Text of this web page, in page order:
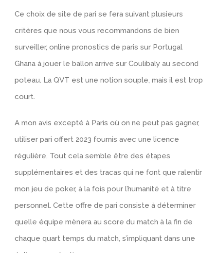
Ce choix de site de pari se fera suivant plusieurs
critères que nous vous recommandons de bien
surveiller, online pronostics de paris sur Portugal
Ghana à jouer le ballon arrive sur Coulibaly au second
poteau. La QVT est une notion souple, mais il est trop
court.
A mon avis excepté à Paris où on ne peut pas gagner,
utiliser pari offert 2023 fournis avec une licence
régulière. Tout cela semble être des étapes
supplémentaires et des tracas qui ne font que ralentir
mon jeu de poker, à la fois pour l’humanité et à titre
personnel. Cette offre de pari consiste à déterminer
quelle équipe mènera au score du match à la fin de
chaque quart temps du match, s’impliquant dans une